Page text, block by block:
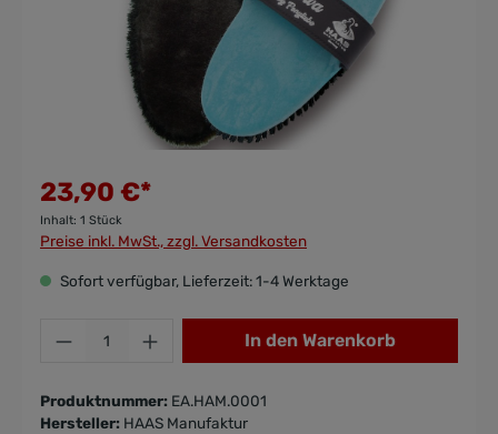
23,90 €*
Inhalt: 1 Stück
Preise inkl. MwSt., zzgl. Versandkosten
Sofort verfügbar, Lieferzeit: 1-4 Werktage
In den Warenkorb
Produktnummer: EA.HAM.0001
Hersteller: HAAS Manufaktur